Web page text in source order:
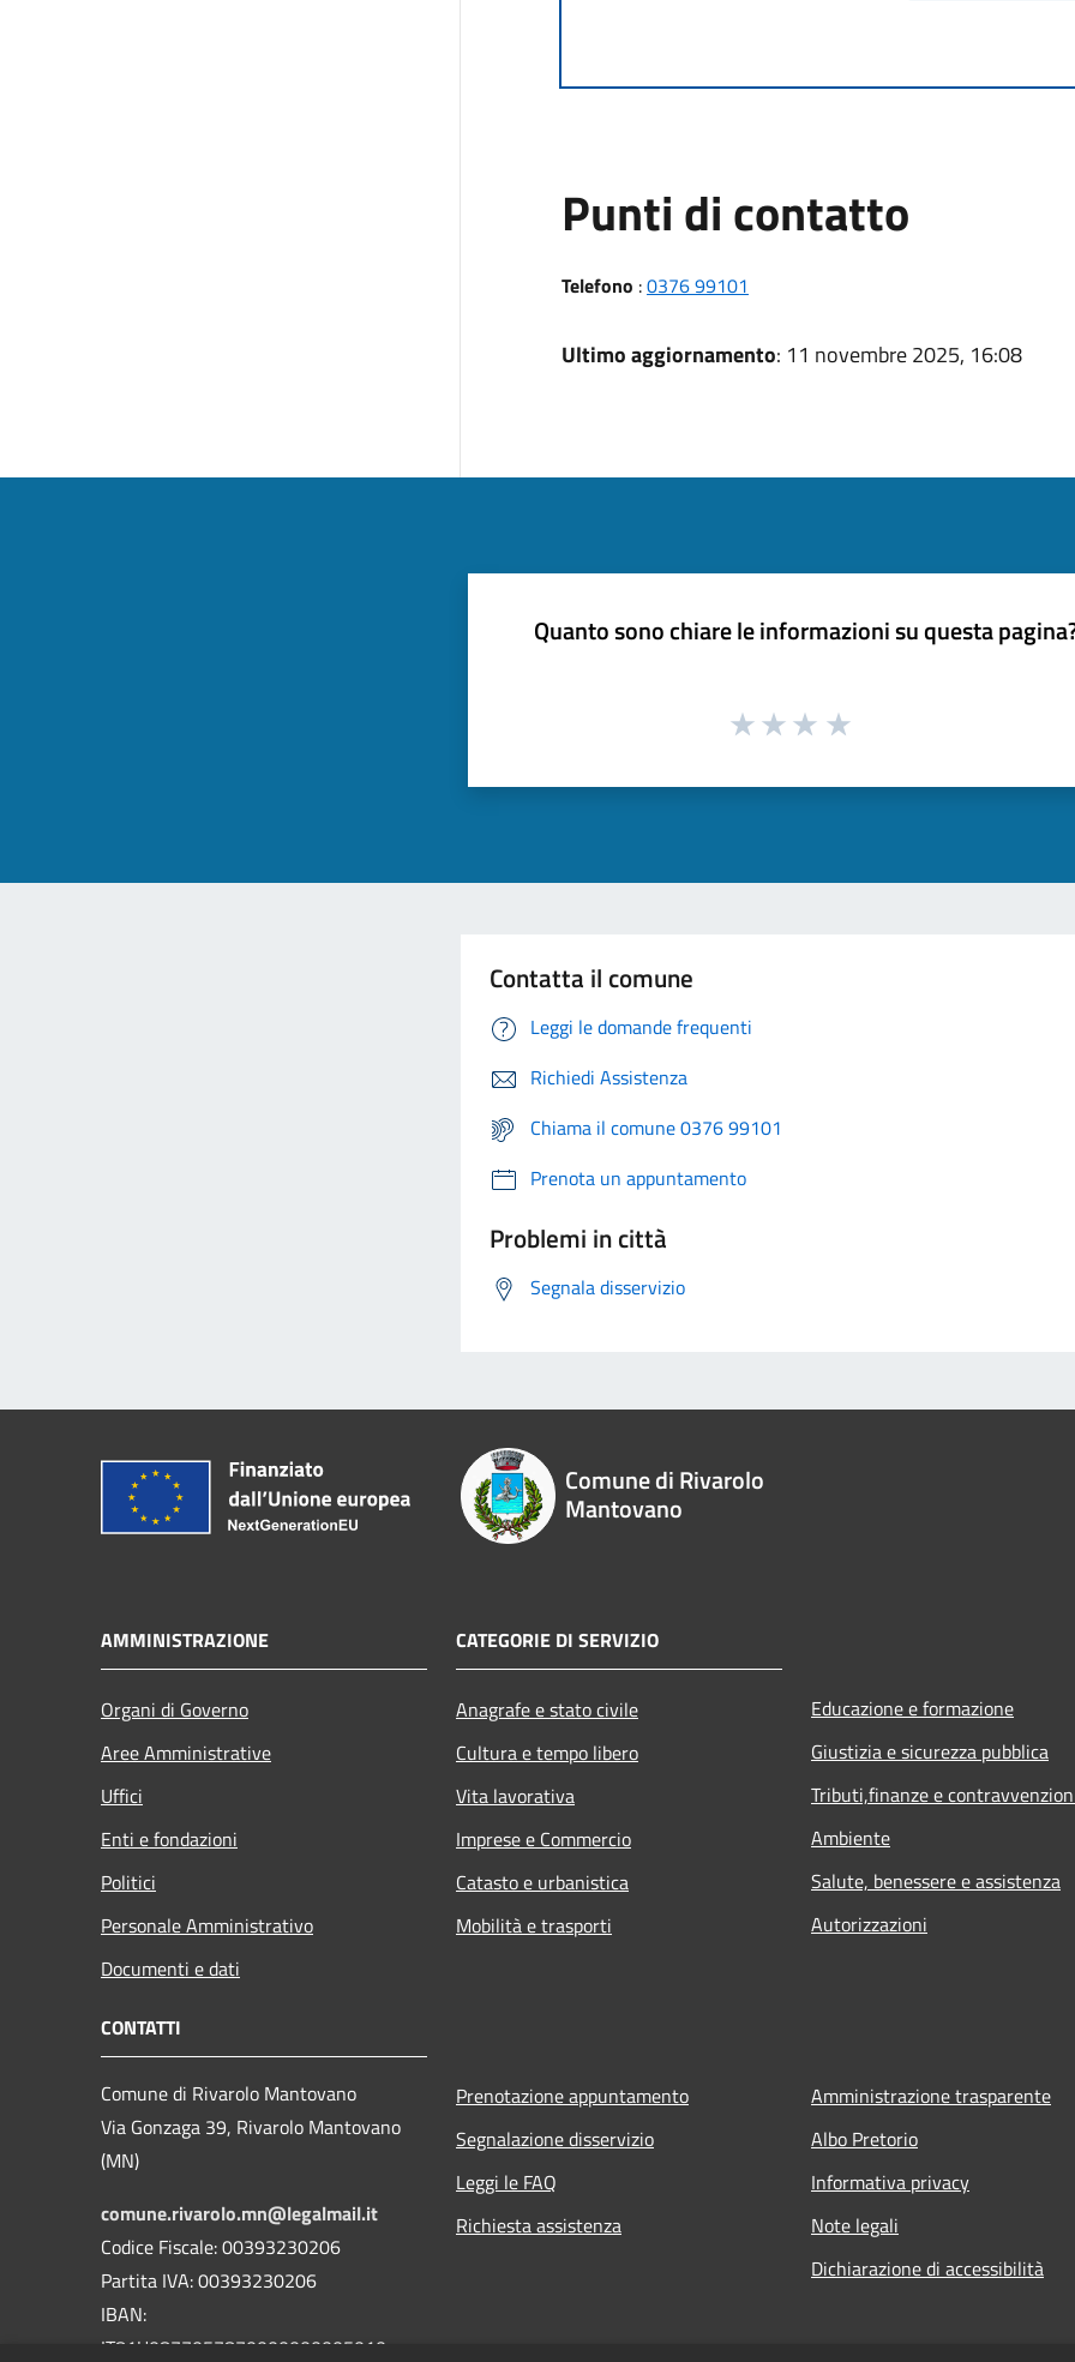
Punti di contatto
Telefono :0376 99101
Ultimo aggiornamento: 11 novembre 2025, 16:08
Quanto sono chiare le informazioni su questa
Contatta il comune
Leggi le domande frequenti
Richiedi Assistenza
Chiama il comune 0376 99101
Prenota un appuntamento
Problemi in città
Segnala disservizio
Comune di Rivarolo
Mantovano
AMMINISTRAZIONE
Organi di Governo
Aree Amministrative
Uffici
Enti e fondazioni
Politici
Personale Amministrativo
Documenti e dati
CATEGORIE DI SERVIZIO
Anagrafe e stato civile
Cultura e tempo libero
Vita lavorativa
Imprese e Commercio
Catasto e urbanistica
Mobilità e trasporti
Educazione e formazione
Giustizia e sicurezza pubblica
Tributi,finanze e
Ambiente
Salute, benessere e assistenza
Autorizzazioni
CONTATTI
Comune di Rivarolo Mantovano
Via Gonzaga 39, Rivarolo Mantovano
(MN)
comune.rivarolo.mn@legalmail.it
Codice Fiscale: 00393230206
Partita IVA: 00393230206
IBAN:
IT81U0877057870000000005010
Prenotazione appuntamento
Segnalazione disservizio
Leggi le FAQ
Richiesta assistenza
Amministrazione trasparente
Albo Pretorio
Informativa privacy
Note legali
Dichiarazione di accessibilità